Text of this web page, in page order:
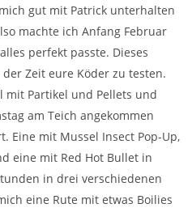
gut mit Patrick unterhalten
machte ich Anfang Februar
perfekt passte. Dieses
Zeit eure Köder zu testen.
mit Partikel und Pellets und
am Teich angekommen
Eine mit Mussel Insect Pop-Up,
eine mit Red Hot Bullet in
in drei verschiedenen
eine Rute mit etwas Boilies